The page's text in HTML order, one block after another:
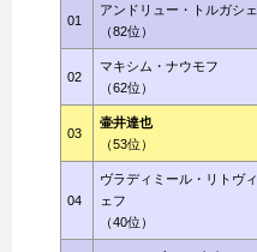
01
アンドリュー・トルガシ
（82位）
02
マキシム・ナウモフ
（62位）
03
壷井達也
（53位）
04
ヴラディミール・リトヴ
ェフ
（40位）